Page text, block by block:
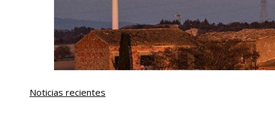
Noticias recientes